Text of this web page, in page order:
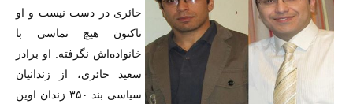
حائری در دست نیست و او
تاکنون هیچ تماسی با
خانواده‌اش نگرفته. او برادر
سعید حائری، از زندانیان
سیاسی بند ۳۵۰ زندان اوین